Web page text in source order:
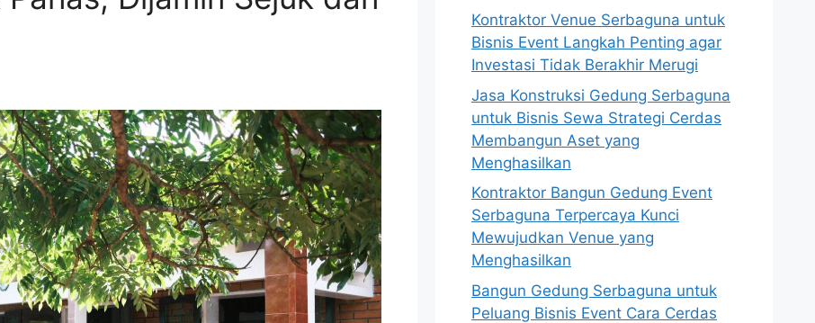
Kontraktor Venue Serbaguna untuk
Bisnis Event Langkah Penting agar
Investasi Tidak Berakhir Merugi
Jasa Konstruksi Gedung Serbaguna
untuk Bisnis Sewa Strategi Cerdas
Membangun Aset yang
Menghasilkan
Kontraktor Bangun Gedung Event
Serbaguna Terpercaya Kunci
Mewujudkan Venue yang
Menghasilkan
Bangun Gedung Serbaguna untuk
Peluang Bisnis Event Cara Cerdas